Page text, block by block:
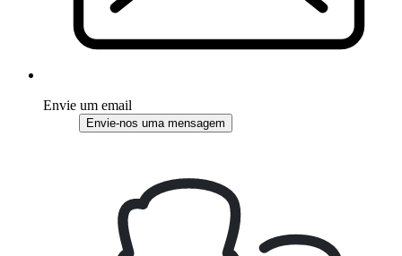
Envie um email
Envie-nos uma mensagem